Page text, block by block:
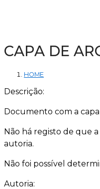
CAPA DE
HOME
Descrição:
Documento com a
Não há registo de que
autoria.
Não foi possível
Autoria: